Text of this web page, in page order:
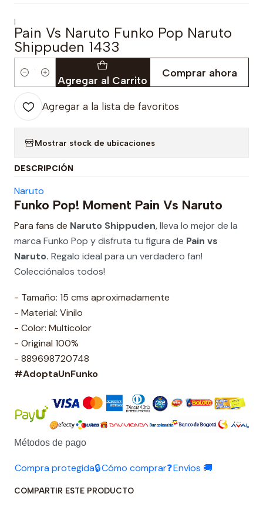
|
Pain Vs Naruto Funko Pop Naruto
Shippuden 1433
Cantidad Agregar al Carrito
Comprar ahora
Agregar a la lista de favoritos
Mostrar stock de ubicaciones
DESCRIPCIÓN
Naruto
Funko Pop! Moment Pain Vs Naruto
Para fans de Naruto Shippuden, lleva lo mejor de la
marca Funko Pop y disfruta tu figura de Pain vs
Naruto. Regalo ideal para un verdadero fan!
Colecciónalos todos!
- Tamaño: 15 cms aproximadamente
- Material: Vinilo
- Color: Multicolor
- Original 100%
- 889698720748
#AdoptaUnFunko
Métodos de pago
Compra protegida🔒Cómo comprar❓Envíos 🚚
COMPARTIR ESTE PRODUCTO